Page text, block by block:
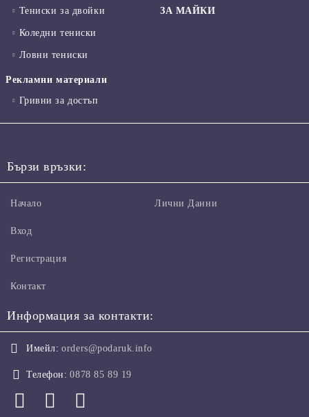
Тениски за двойки
Коледни тениски
Ловни тениски
Рекламни материали
Гривни за достъп
ЗА МАЙКИ
Бързи връзки:
Начало
Вход
Регистрация
Контакт
Лични Данни
Информация за контакти:
Имейл: orders@podaruk.info
Телефон: 0878 85 89 19